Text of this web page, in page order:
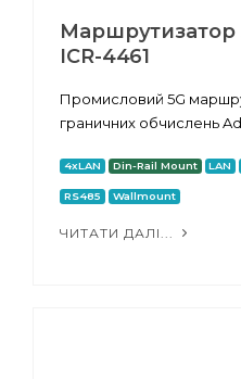
Маршрутизатор
ICR-4461
Промисловий 5G
граничних обчислень
4xLAN Din-Rail Mount LAN
RS485 Wallmount
ЧИТАТИ ДАЛІ...